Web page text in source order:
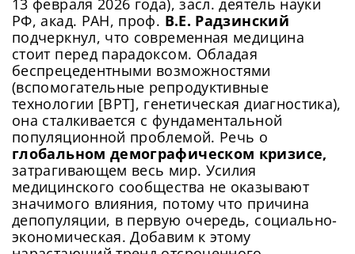
13 февраля 2026 года), засл. деятель науки
РФ, акад. РАН, проф. В.Е. Радзинский
подчеркнул, что современная медицина
стоит перед парадоксом. Обладая
беспрецедентными возможностями
(вспомогательные репродуктивные
технологии [ВРТ], генетическая диагностика),
она сталкивается с фундаментальной
популяционной проблемой. Речь о
глобальном демографическом кризисе,
затрагивающем весь мир. Усилия
медицинского сообщества не оказывают
значимого влияния, потому что причина
депопуляции, в первую очередь, социально-
экономическая. Добавим к этому